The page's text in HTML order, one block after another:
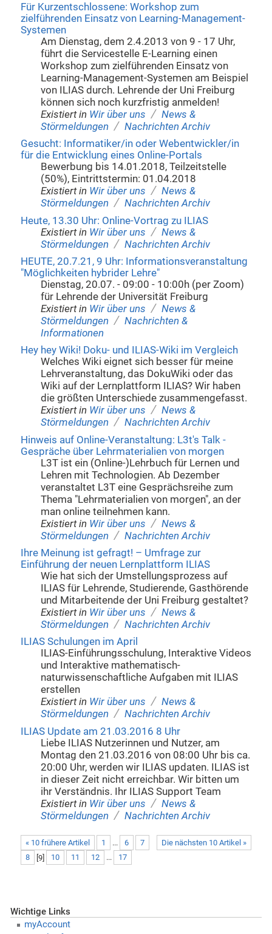
Für Kurzentschlossene: Workshop zum
zielführenden Einsatz von Learning-Management-
Systemen
Am Dienstag, dem 2.4.2013 von 9 - 17 Uhr,
führt die Servicestelle E-Learning einen
Workshop zum zielführenden Einsatz von
Learning-Management-Systemen am Beispiel
von ILIAS durch. Lehrende der Uni Freiburg
können sich noch kurzfristig anmelden!
Existiert in Wir über uns / News &
Störmeldungen / Nachrichten Archiv
Gesucht: Informatiker/in oder Webentwickler/in
für die Entwicklung eines Online-Portals
Bewerbung bis 14.01.2018, Teilzeitstelle
(50%), Eintrittstermin: 01.04.2018
Existiert in Wir über uns / News &
Störmeldungen / Nachrichten Archiv
Heute, 13.30 Uhr: Online-Vortrag zu ILIAS
Existiert in Wir über uns / News &
Störmeldungen / Nachrichten Archiv
HEUTE, 20.7.21, 9 Uhr: Informationsveranstaltung
"Möglichkeiten hybrider Lehre"
Dienstag, 20.07. - 09:00 - 10:00h (per Zoom)
für Lehrende der Universität Freiburg
Existiert in Wir über uns / News &
Störmeldungen / Nachrichten &
Informationen
Hey hey Wiki! Doku- und ILIAS-Wiki im Vergleich
Welches Wiki eignet sich besser für meine
Lehrveranstaltung, das DokuWiki oder das
Wiki auf der Lernplattform ILIAS? Wir haben
die größten Unterschiede zusammengefasst.
Existiert in Wir über uns / News &
Störmeldungen / Nachrichten Archiv
Hinweis auf Online-Veranstaltung: L3t's Talk -
Gespräche über Lehrmaterialien von morgen
L3T ist ein (Online-)Lehrbuch für Lernen und
Lehren mit Technologien. Ab Dezember
veranstaltet L3T eine Gesprächsreihe zum
Thema "Lehrmaterialien von morgen", an der
man online teilnehmen kann.
Existiert in Wir über uns / News &
Störmeldungen / Nachrichten Archiv
Ihre Meinung ist gefragt! – Umfrage zur
Einführung der neuen Lernplattform ILIAS
Wie hat sich der Umstellungsprozess auf
ILIAS für Lehrende, Studierende, Gasthörende
und Mitarbeitende der Uni Freiburg gestaltet?
Existiert in Wir über uns / News &
Störmeldungen / Nachrichten Archiv
ILIAS Schulungen im April
ILIAS-Einführungsschulung, Interaktive Videos
und Interaktive mathematisch-
naturwissenschaftliche Aufgaben mit ILIAS
erstellen
Existiert in Wir über uns / News &
Störmeldungen / Nachrichten Archiv
ILIAS Update am 21.03.2016 8 Uhr
Liebe ILIAS Nutzerinnen und Nutzer, am
Montag den 21.03.2016 von 08:00 Uhr bis ca.
20:00 Uhr, werden wir ILIAS updaten. ILIAS ist
in dieser Zeit nicht erreichbar. Wir bitten um
ihr Verständnis. Ihr ILIAS Support Team
Existiert in Wir über uns / News &
Störmeldungen / Nachrichten Archiv
« 10 frühere Artikel Die nächsten 10 Artikel »
1 ... 6
7
8
[9] 10 11 12 ... 17
Wichtige Links
myAccount